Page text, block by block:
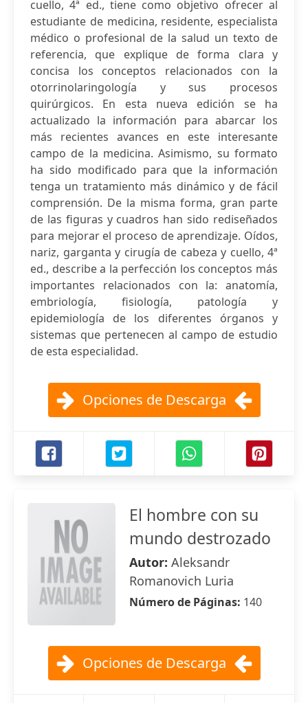
cuello, 4ª ed., tiene como objetivo ofrecer al
estudiante de medicina, residente, especialista
médico o profesional de la salud un texto de
referencia, que explique de forma clara y
concisa los conceptos relacionados con la
otorrinolaringología y sus procesos
quirúrgicos. En esta nueva edición se ha
actualizado la información para abarcar los
más recientes avances en este interesante
campo de la medicina. Asimismo, su formato
ha sido modificado para que la información
tenga un tratamiento más dinámico y de fácil
comprensión. De la misma forma, gran parte
de las figuras y cuadros han sido rediseñados
para mejorar el proceso de aprendizaje. Oídos,
nariz, garganta y cirugía de cabeza y cuello, 4ª
ed., describe a la perfección los conceptos más
importantes relacionados con la: anatomía,
embriología, fisiología, patología y
epidemiología de los diferentes órganos y
sistemas que pertenecen al campo de estudio
de esta especialidad.
Opciones de Descarga
El hombre con su
mundo destrozado
Autor: Aleksandr
Romanovich Luria
Número de Páginas: 140
Opciones de Descarga